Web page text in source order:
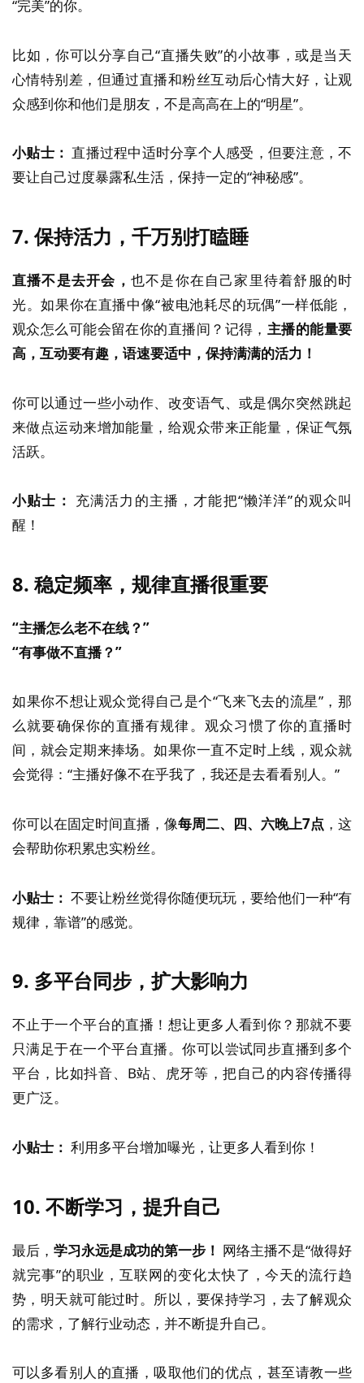
“完美”的你。
比如，你可以分享自己“直播失败”的小故事，或是当天
心情特别差，但通过直播和粉丝互动后心情大好，让观
众感到你和他们是朋友，不是高高在上的“明星”。
小贴士： 直播过程中适时分享个人感受，但要注意，不
要让自己过度暴露私生活，保持一定的“神秘感”。
7.保持活力，千万别打瞌睡
直播不是去开会， 也不是你在自己家里待着舒服的时
光。如果你在直播中像“被电池耗尽的玩偶”一样低能，
观众怎么可能会留在你的直播间？记得， 主播的能量要
高，互动要有趣，语速要适中，保持满满的活力！
你可以通过一些小动作、改变语气、或是偶尔突然跳起
来做点运动来增加能量，给观众带来正能量，保证气氛
活跃。
小贴士： 充满活力的主播，才能把“懒洋洋”的观众叫
醒！
8. 稳定频率，规律直播很重要
“主播怎么老不在线？”
“有事做不直播？”
如果你不想让观众觉得自己是个“飞来飞去的流星”，那
么就要确保你的直播有规律。观众习惯了你的直播时
间，就会定期来捧场。如果你一直不定时上线，观众就
会觉得：“主播好像不在乎我了，我还是去看看别人。”
你可以在固定时间直播，像每周二、四、六晚上7点 ，这
会帮助你积累忠实粉丝。
小贴士： 不要让粉丝觉得你随便玩玩，要给他们一种“有
规律，靠谱”的感觉。
9. 多平台同步，扩大影响力
不止于一个平台的直播！想让更多人看到你？那就不要
只满足于在一个平台直播。你可以尝试同步直播到多个
平台，比如抖音、B站、虎牙等，把自己的内容传播得
更广泛。
小贴士： 利用多平台增加曝光，让更多人看到你！
10. 不断学习，提升自己
最后， 学习永远是成功的第一步！ 网络主播不是“做得好
就完事”的职业，互联网的变化太快了，今天的流行趋
势，明天就可能过时。所以，要保持学习，去了解观众
的需求，了解行业动态，并不断提升自己。
可以多看别人的直播，吸取他们的优点，甚至请教一些